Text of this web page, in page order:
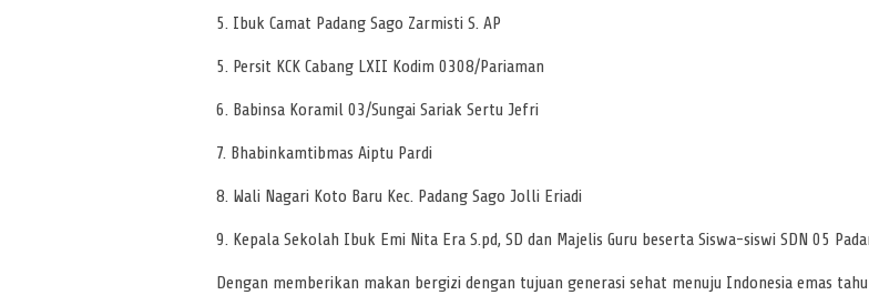
5. Ibuk Camat Padang Sago Zarmisti S. AP
5. Persit KCK Cabang LXII Kodim 0308/Pariaman
6. Babinsa Koramil 03/Sungai Sariak Sertu Jefri
7. Bhabinkamtibmas Aiptu Pardi
8. Wali Nagari Koto Baru Kec. Padang Sago Jolli Eriadi
9. Kepala Sekolah Ibuk Emi Nita Era S.pd, SD dan Majelis Guru beserta Siswa-siswi SDN 05
Dengan memberikan makan bergizi dengan tujuan generasi sehat menuju Indonesia emas